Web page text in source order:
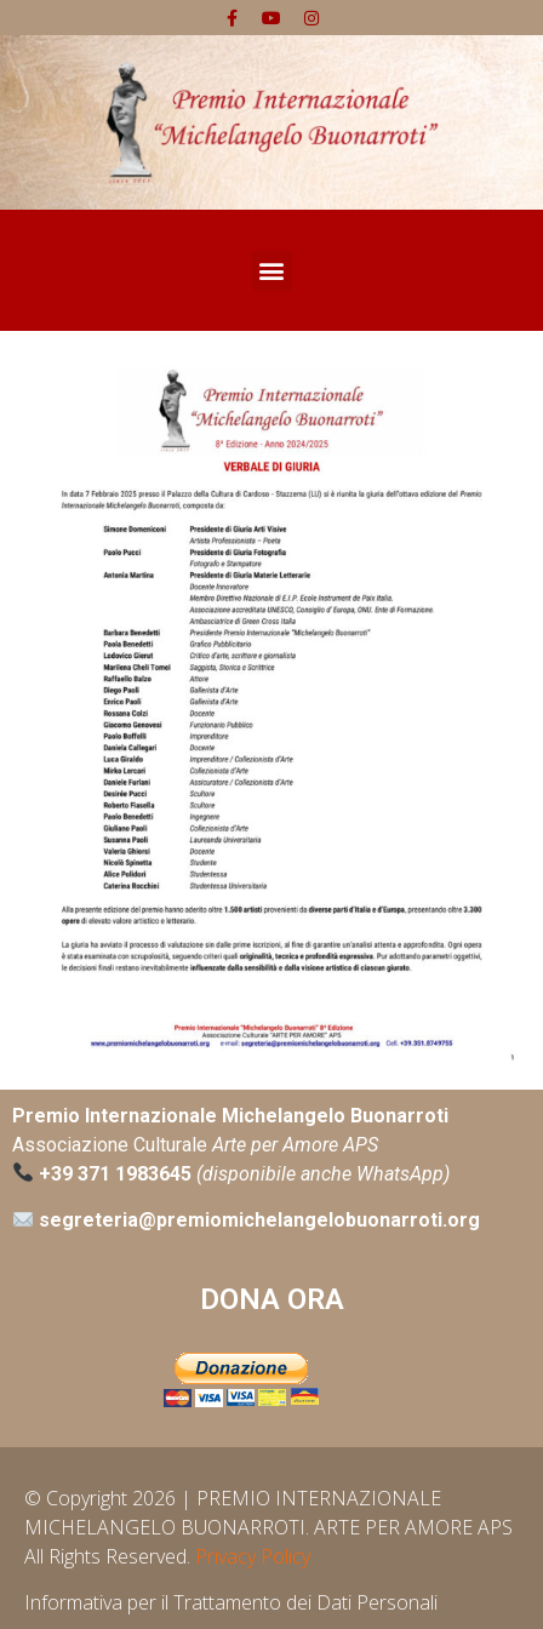
Premio Internazionale Michelangelo Buonarroti
Associazione CulturaleArte per Amore APS
+39 371 1983645 (disponibile anche WhatsApp)
segreteria@premiomichelangelobuonarroti.org
DONA ORA
© Copyright 2026 | PREMIO INTERNAZIONALE
MICHELANGELO BUONARROTI. ARTE PER AMORE APS
All Rights Reserved. Privacy Policy
Informativa per il Trattamento dei Dati Personali